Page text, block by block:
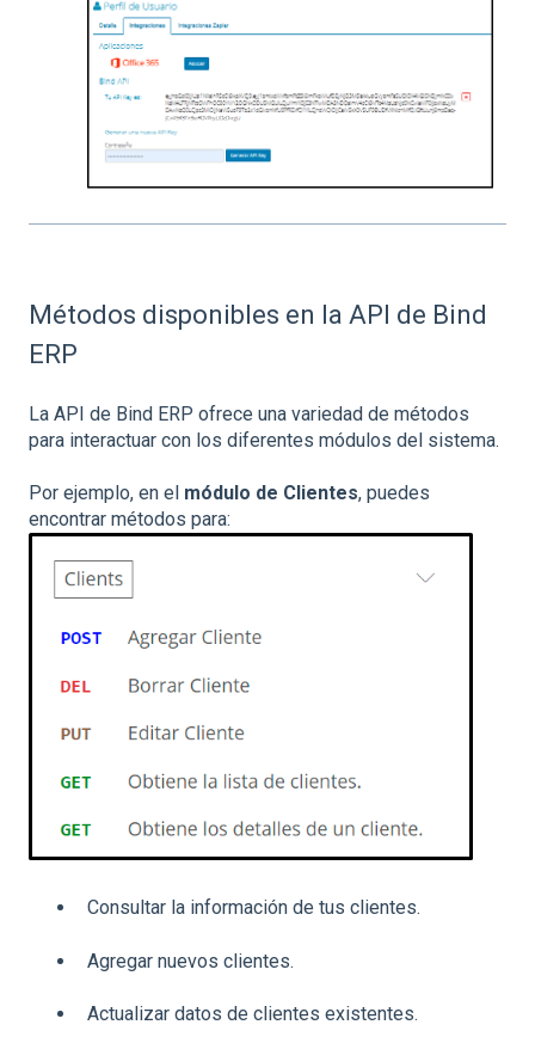
Métodos disponibles en la API de Bind
ERP
La API de Bind ERP ofrece una variedad de métodos
para interactuar con los diferentes módulos del sistema.
Por ejemplo, en el módulo de Clientes, puedes
encontrar métodos para:
Consultar la información de tus clientes.
Agregar nuevos clientes.
Actualizar datos de clientes existentes.